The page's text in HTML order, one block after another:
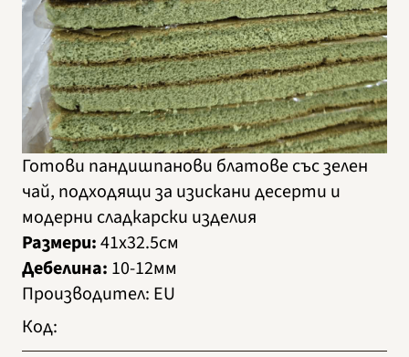
Готови пандишпанови блатове със зелен
чай, подходящи за изискани десерти и
модерни сладкарски изделия
Размери:41х32.5см
Дебелина: 10-12мм
Производител: EU
Код: